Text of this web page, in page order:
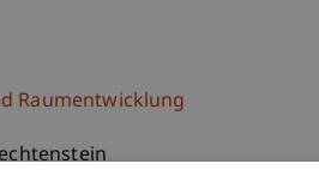
Raumentwicklung